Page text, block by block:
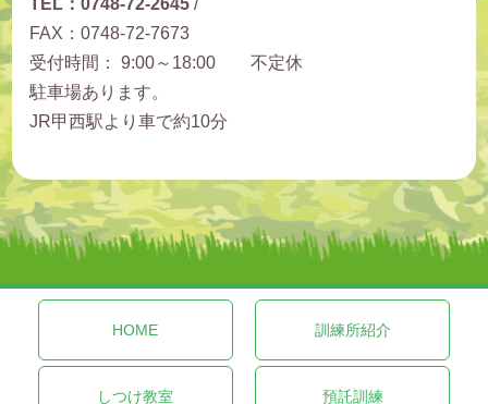
TEL：0748-72-2645 /
FAX：0748-72-7673
受付時間： 9:00～18:00 不定休
駐車場あります。
JR甲西駅より車で約10分
HOME 訓練所紹介
しつけ教室 預託訓練